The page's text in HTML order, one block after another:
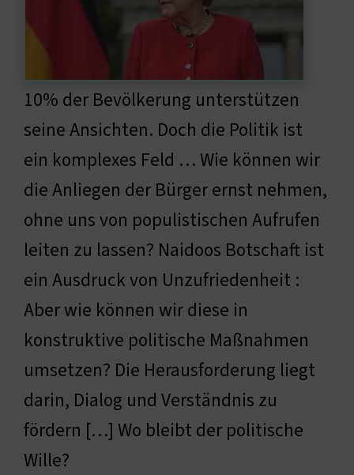
10% der Bevölkerung unterstützen
seine Ansichten. Doch die Politik ist
ein komplexes Feld … Wie können wir
die Anliegen der Bürger ernst nehmen,
ohne uns von populistischen Aufrufen
leiten zu lassen? Naidoos Botschaft ist
ein Ausdruck von Unzufriedenheit :
Aber wie können wir diese in
konstruktive politische Maßnahmen
umsetzen? Die Herausforderung liegt
darin, Dialog und Verständnis zu
fördern […] Wo bleibt der politische
Wille?